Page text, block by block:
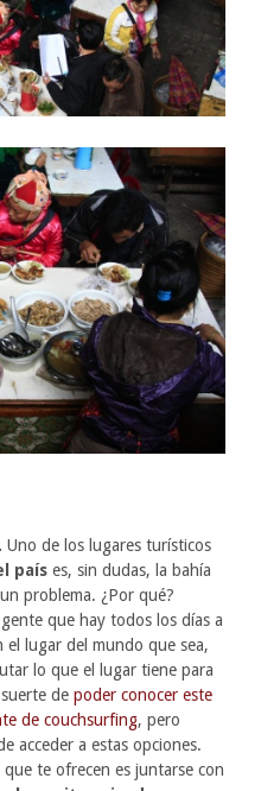
Uno de los lugares turísticos
país es, sin dudas, la bahía
problema. ¿Por qué?
que hay todos los días a
lugar del mundo que sea,
lo que el lugar tiene para
de poder conocer este
de couchsurfing, pero
acceder a estas opciones.
te ofrecen es juntarse con